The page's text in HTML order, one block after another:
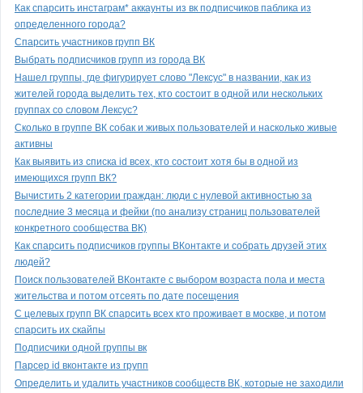
Как спарсить инстаграм* аккаунты из вк подписчиков паблика из
определенного города?
Спарсить участников групп ВК
Выбрать подписчиков групп из города ВК
Нашел группы, где фигурирует слово "Лексус" в названии, как из
жителей города выделить тех, кто состоит в одной или нескольких
группах со словом Лексус?
Сколько в группе ВК собак и живых пользователей и насколько живые
активны
Как выявить из списка id всех, кто состоит хотя бы в одной из
имеющихся групп ВК?
Вычистить 2 категории граждан: люди с нулевой активностью за
последние 3 месяца и фейки (по анализу страниц пользователей
конкретного сообщества ВК)
Как спарсить подписчиков группы ВКонтакте и собрать друзей этих
людей?
Поиск пользователей ВКонтакте с выбором возраста пола и места
жительства и потом отсеять по дате посещения
С целевых групп ВК спарсить всех кто проживает в москве, и потом
спарсить их скайпы
Подписчики одной группы вк
Парсер id вконтакте из групп
Определить и удалить участников сообществ ВК, которые не заходили